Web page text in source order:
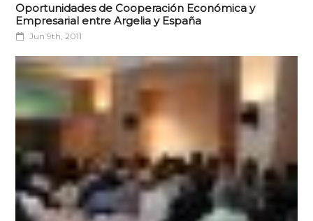
Oportunidades de Cooperación Económica y
Empresarial entre Argelia y España
Jun 9th, 2011